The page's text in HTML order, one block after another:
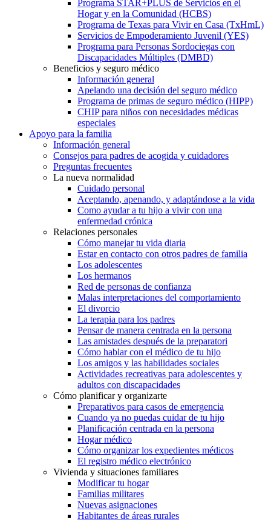
Programa STAR+PLUS de Servicios en el
Hogar y en la Comunidad (HCBS)
Programa de Texas para Vivir en Casa (TxHmL)
Servicios de Empoderamiento Juvenil (YES)
Programa para Personas Sordociegas con
Discapacidades Múltiples (DMBD)
Beneficios y seguro médico
Información general
Apelando una decisión del seguro médico
Programa de primas de seguro médico (HIPP)
CHIP para niños con necesidades médicas
especiales
Apoyo para la familia
Información general
Consejos para padres de acogida y cuidadores
Preguntas frecuentes
La nueva normalidad
Cuidado personal
Aceptando, apenando, y adaptándose a la vida
Como ayudar a tu hijo a vivir con una
enfermedad crónica
Relaciones personales
Cómo manejar tu vida diaria
Estar en contacto con otros padres de familia
Los adolescentes
Los hermanos
Red de personas de confianza
Malas interpretaciones del comportamiento
El divorcio
La terapia para los padres
Pensar de manera centrada en la persona
Las amistades después de la preparatori
Cómo hablar con el médico de tu hijo
Los amigos y las habilidades sociales
Actividades recreativas para adolescentes y
adultos con discapacidades
Cómo planificar y organizarte
Preparativos para casos de emergencia
Cuando ya no puedas cuidar de tu hijo
Planificación centrada en la persona
Hogar médico
Cómo organizar los expedientes médicos
El registro médico electrónico
Vivienda y situaciones familiares
Modificar tu hogar
Familias militares
Nuevas asignaciones
Habitantes de áreas rurales